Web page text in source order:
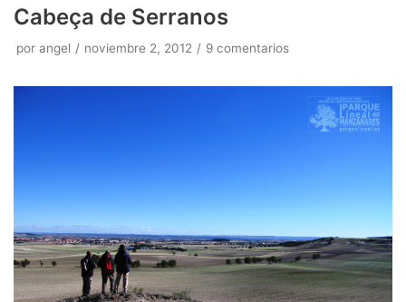
Cabeça de Serranos
por angel noviembre 2, 2012 9 comentarios